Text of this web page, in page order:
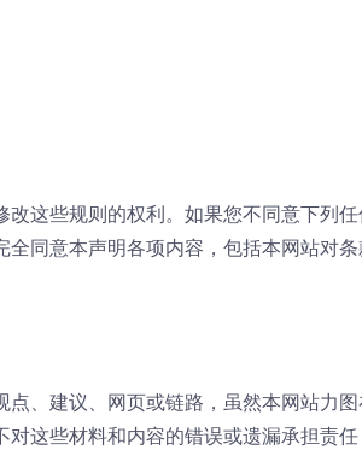
这些规则的权利。如果您不同意下列
同意本声明各项内容，包括本网站对
、建议、网页或链路，虽然本网站力
这些材料和内容的错误或遗漏承担责